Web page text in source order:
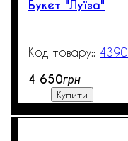
Букет "Луїза"
4390
4 650грн
Купити